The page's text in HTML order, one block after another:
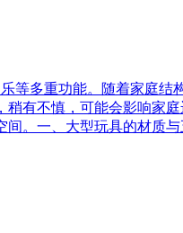
多重功能。随着家庭
有不慎，可能会影响家
。一、大型玩具的材质